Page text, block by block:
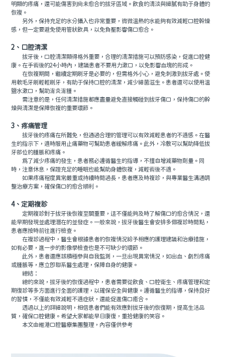
明顯的疼痛，還可能傷害到尚未愈合的拔牙區域。飲食的清淡與細膩有助于身體的
恢複。
另外，保持充足的水分攝入也非常重要，微微溫熱的水能夠有效減輕口腔幹燥
感，但一定要避免使用管狀飲具，以免負壓影響傷口愈合。
2、口腔清潔
拔牙後，口腔清潔顯得格外重要，合理的清潔措施可以預防感染，促進口腔健
康。在手術後的24小時內，建議患者不要用力漱口，以免影響血塊的形成。
在恢複期間，繼續定期刷牙是必要的，但需格外小心，避免刺激到拔牙處。使
用軟毛牙刷輕輕刷牙，有助于保持口腔的清潔，減少細菌滋生。患者還可以使用溫
鹽水漱口，幫助消炎消腫。
需注意的是，任何清潔措施都應盡量避免直接觸碰到拔牙傷口，保持傷口的幹
燥與清潔是保障恢複的重要環節。
3、疼痛管理
拔牙後的疼痛在所難免，但通過合理的管理可以有效減輕患者的不適感。在醫
生的指示下，適時服用止痛藥物可幫助患者緩解疼痛。此外，冷敷可以幫助降低拔
牙部位的腫脹和疼痛。
爲了減少疼痛的發生，患者務必遵循醫生的指導，不擅自增減藥物劑量。同
時，注意休息，保證充足的睡眠也能幫助身體恢複，減輕術後不適。
如果疼痛程度異常嚴重或持續時間過長，患者應及時複診，與專業醫生溝通調
整治療方案，確保傷口的愈合順利。
4、定期複診
定期複診對于拔牙後恢複至關重要，這不僅能夠及時了解傷口的愈合情況，還
能早期發現並處理潛在的並發症。一般來說，拔牙後醫生會安排多個複診時間點，
患者應按時前往進行檢查。
在複診過程中，醫生會根據患者的恢複情況給予相應的護理建議和治療措施，
如有必要，進一步的影像學檢查也是不可缺少的環節。
此外，患者還應該積極參與自我監測，一旦出現異常情況，如出血、劇烈疼痛
或腫脹等，應立即聯系醫生處理，保障自身的健康。
總結：
總的來說，拔牙後的恢復過程中，患者需要從飲食、口腔衛生、疼痛管理和定
期復診等多方面進行全面的護理，以確保安全與健康。遵循醫生的指導，保持良好
的習慣，不僅能有效減輕不適症狀，還能促進傷口癒合。
透過以上的詳細說明，相信患者們能有效應對拔牙後的恢復期，提高生活品
質，確保口腔健康。希望大家都能早日康復，重拾健康的笑容。
本文由維港口腔醫療集團整理，內容僅供參考